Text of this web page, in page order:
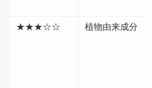
★★★☆☆ 植物由来成分